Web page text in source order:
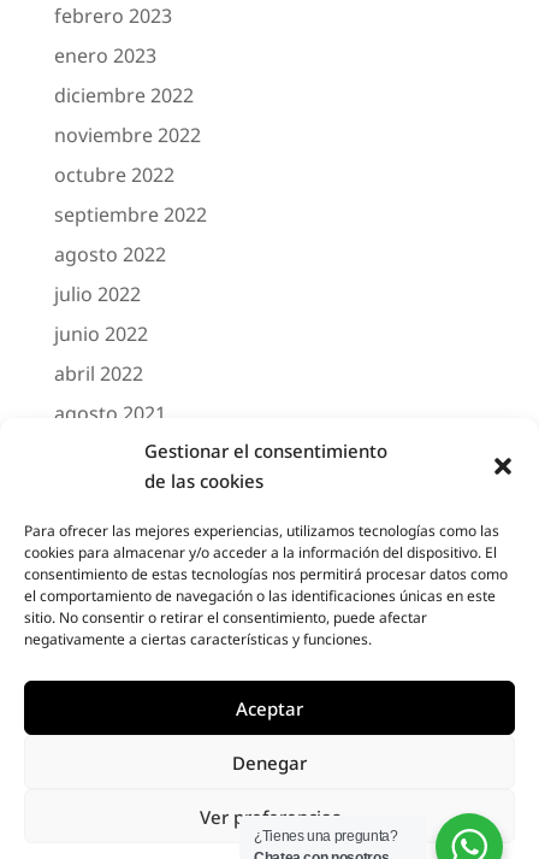
Gestionar el consentimiento
de las cookies
Para ofrecer las mejores experiencias, utilizamos tecnologías como las
cookies para almacenar y/o acceder a la información del dispositivo. El
consentimiento de estas tecnologías nos permitirá procesar datos como
el comportamiento de navegación o las identificaciones únicas en este
sitio. No consentir o retirar el consentimiento, puede afectar
negativamente a ciertas características y funciones.
Aceptar
Denegar
Ver preferencias
febrero 2023
enero 2023
diciembre 2022
noviembre 2022
octubre 2022
septiembre 2022
agosto 2022
julio 2022
junio 2022
abril 2022
agosto 2021
marzo 2021
febrero 2021
octubre 2020
agosto 2020
junio 2020
mayo 2020
Elegant Themes | Powered by
Diseño Web a medida| Childtheme created
¿Tienes una pregunta?